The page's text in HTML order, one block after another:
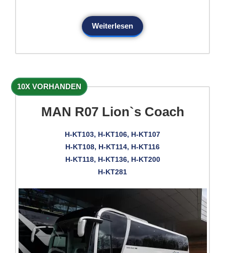
Weiterlesen
10X VORHANDEN
MAN R07 Lion`s Coach
H-KT103, H-KT106, H-KT107
H-KT108, H-KT114, H-KT116
H-KT118, H-KT136, H-KT200
H-KT281